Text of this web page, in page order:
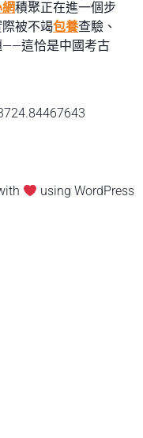
積聚正在進一個步
被不竭包養查驗、
——這恰是中國考古
using WordPress